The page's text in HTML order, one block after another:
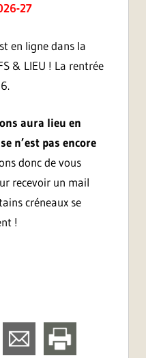
27
en ligne dans la
& LIEU ! La rentrée
aura lieu en
n’est pas encore
donc de vous
recevoir un mail
créneaux se
!